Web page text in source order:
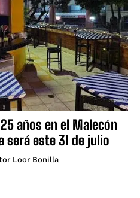
años en el Malecón
será este 31 de julio
Loor Bonilla